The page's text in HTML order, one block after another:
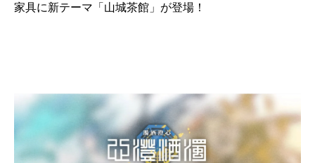
家具に新テーマ「山城茶館」が登場！